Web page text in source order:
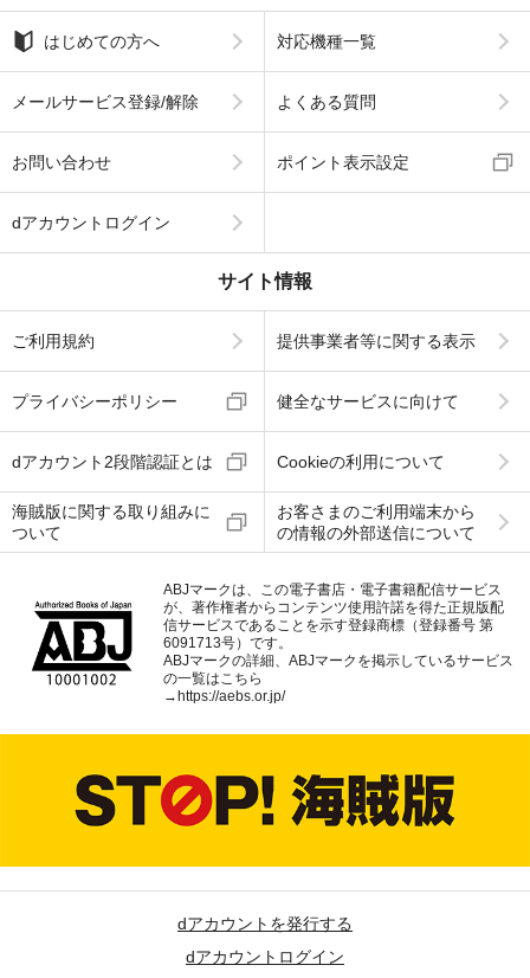
はじめての方へ 対応機種一覧
メールサービス登録/解除 よくある質問
お問い合わせ ポイント表示設定
dアカウントログイン
サイト情報
ご利用規約 提供事業者等に関する表示
プライバシーポリシー 健全なサービスに向けて
dアカウント2段階認証とは Cookieの利用について
海賊版に関する取り組みに
ついて
お客さまのご利用端末から
の情報の外部送信について
ABJマークは、この電子書店・電子書籍配信サービス
が、著作権者からコンテンツ使用許諾を得た正規版配
信サービスであることを示す登録商標（登録番号 第
6091713号）です。
ABJマークの詳細、ABJマークを掲示しているサービス
の一覧はこちら
→https://aebs.or.jp/
dアカウントを発行する
dアカウントログイン